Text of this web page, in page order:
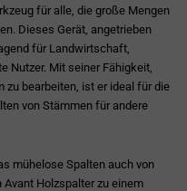
für alle, die große Mengen
Dieses Gerät, angetrieben
für Landwirtschaft,
Nutzer. Mit seiner Fähigkeit,
zu bearbeiten, ist er ideal für die
von Stämmen für andere
mühelose Spalten auch von
Holzspalter zu einem